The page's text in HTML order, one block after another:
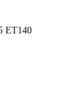
ET140